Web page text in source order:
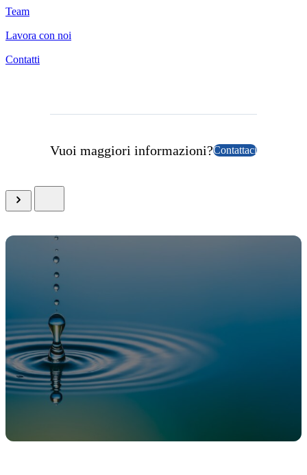
Team
Lavora con noi
Contatti
Vuoi maggiori informazioni?Contattaci